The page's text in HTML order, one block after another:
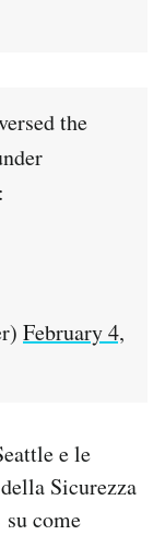
the
February 4,
e le
Sicurezza
come